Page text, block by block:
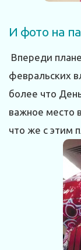
И фото на
Впереди
февральских
более что
важное место
что же с этим